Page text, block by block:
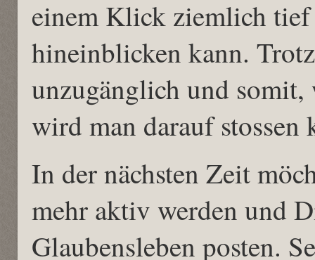
einem Klick ziemlich
hineinblicken kann.
unzugänglich und somit,
wird man darauf
In der nächsten Zeit
mehr aktiv werden und
Glaubensleben posten.